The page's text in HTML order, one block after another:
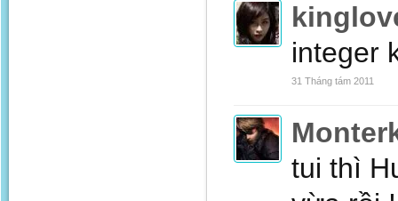
integer
31 Tháng tám 2011
tui thì